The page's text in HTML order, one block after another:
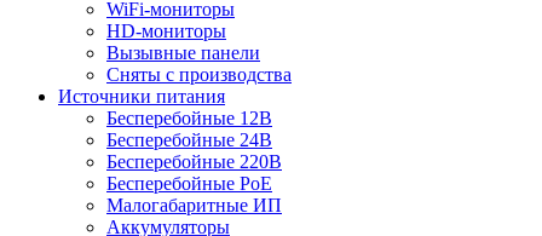
WiFi-мониторы
HD-мониторы
Вызывные панели
Сняты с производства
Источники питания
Бесперебойные 12В
Бесперебойные 24В
Бесперебойные 220В
Бесперебойные PoE
Малогабаритные ИП
Аккумуляторы